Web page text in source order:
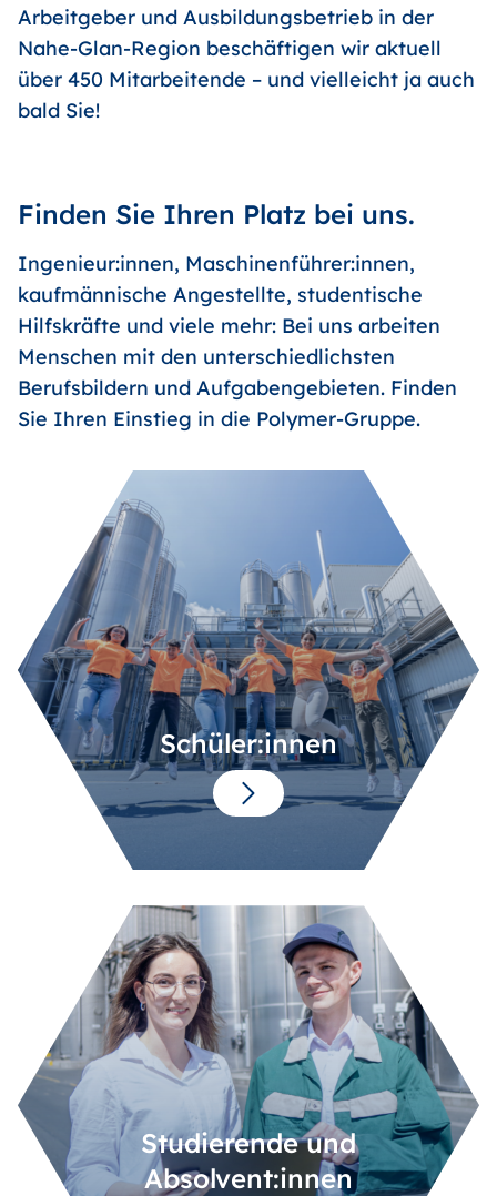
Arbeitgeber und Ausbildungsbetrieb in der
Nahe-Glan-Region beschäftigen wir aktuell
über 450 Mitarbeitende – und vielleicht ja auch
bald Sie!
Finden Sie Ihren Platz bei uns.
Ingenieur:innen, Maschinenführer:innen,
kaufmännische Angestellte, studentische
Hilfskräfte und viele mehr: Bei uns arbeiten
Menschen mit den unterschiedlichsten
Berufsbildern und Aufgabengebieten. Finden
Sie Ihren Einstieg in die Polymer-Gruppe.
Schüler:innen
Studierende und
Absolvent:innen